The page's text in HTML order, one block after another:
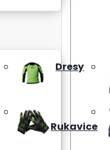
Dresy
Rukavice